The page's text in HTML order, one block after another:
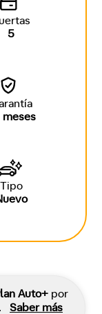
5
meses
Tipo
Auto+ por
Saber más